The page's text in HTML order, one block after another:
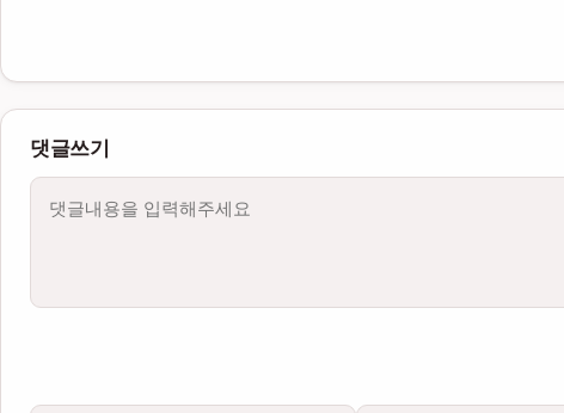
댓글쓰기
내용